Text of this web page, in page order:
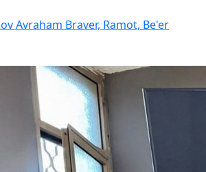
Avraham Braver, Ramot, Be'er